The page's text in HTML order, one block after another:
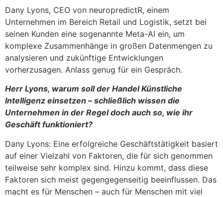
Dany Lyons, CEO von neuropredictR, einem
Unternehmen im Bereich Retail und Logistik, setzt bei
seinen Kunden eine sogenannte Meta-AI ein, um
komplexe Zusammenhänge in großen Datenmengen zu
analysieren und zukünftige Entwicklungen
vorherzusagen. Anlass genug für ein Gespräch.
Herr Lyons, warum soll der Handel Künstliche
Intelligenz einsetzen – schließlich wissen die
Unternehmen in der Regel doch auch so, wie ihr
Geschäft funktioniert?
Dany Lyons: Eine erfolgreiche Geschäftstätigkeit basiert
auf einer Vielzahl von Faktoren, die für sich genommen
teilweise sehr komplex sind. Hinzu kommt, dass diese
Faktoren sich meist gegengegenseitig beeinflussen. Das
macht es für Menschen – auch für Menschen mit viel